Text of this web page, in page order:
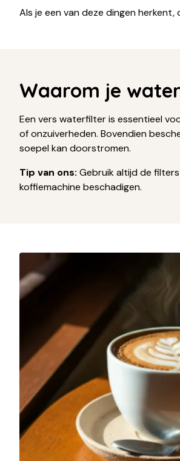
Als je een van deze dingen
Waarom je
Een vers waterfilter is essentieel
of onzuiverheden. Bovendien
soepel kan doorstromen.
Tip van ons: Gebruik altijd de
koffiemachine beschadigen.